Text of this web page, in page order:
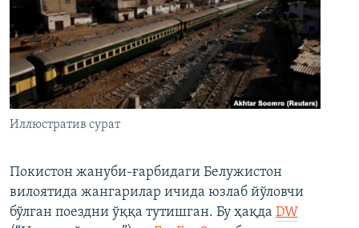
Иллюстратив сурат
Покистон жануби-ғарбидаги Белужистон
вилоятида жангарилар ичида юзлаб йўловчи
бўлган поездни ўққа тутишган. Бу ҳақда DW